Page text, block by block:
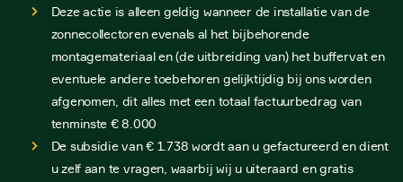
Deze actie is alleen geldig wanneer de installatie van de
zonnecollectoren evenals al het bijbehorende
montagemateriaal en (de uitbreiding van) het buffervat en
eventuele andere toebehoren gelijktijdig bij ons worden
afgenomen, dit alles met een totaal factuurbedrag van
tenminste € 8.000
De subsidie van € 1.738 wordt aan u gefactureerd en dient
u zelf aan te vragen, waarbij wij u uiteraard en gratis